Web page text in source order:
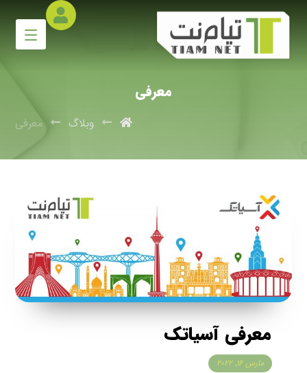
معرفی
وبلاگ معرفی
معرفی آسیاتک
مارس ۱۶, ۲۰۲۲